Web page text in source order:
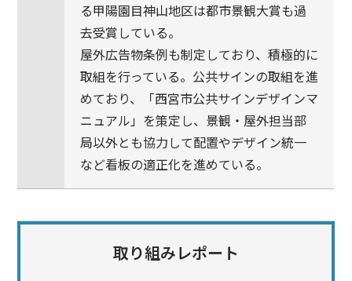
る甲陽園目神山地区は都市景観大賞も過
去受賞している。
屋外広告物条例も制定しており、積極的に
取組を行っている。公共サインの取組を進
めており、「西宮市公共サインデザインマ
ニュアル」を策定し、景観・屋外担当部
局以外とも協力して配置やデザイン統一
など看板の適正化を進めている。
取り組みレポート